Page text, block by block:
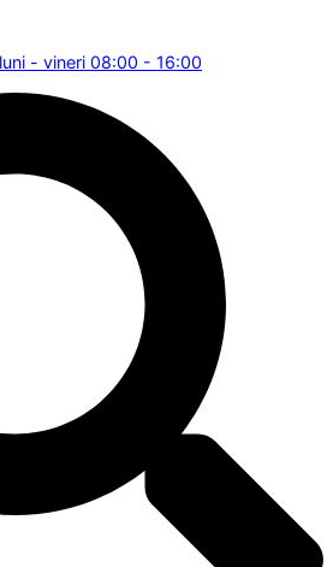
- vineri 08:00 - 16:00